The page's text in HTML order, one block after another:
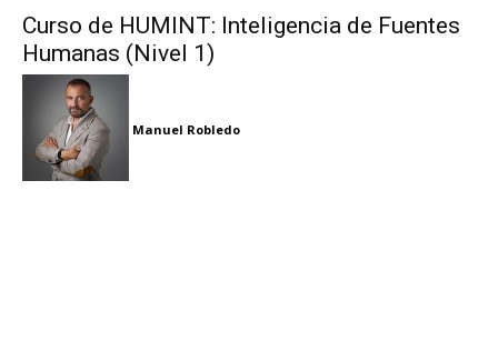
Curso de HUMINT: Inteligencia de Fuentes
Humanas (Nivel 1)
Manuel Robledo